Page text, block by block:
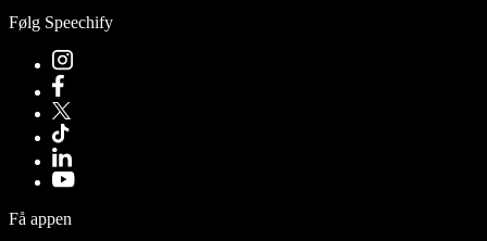
Følg Speechify
Få appen